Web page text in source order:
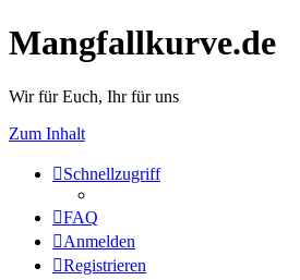
Mangfallkurve.de
Wir für Euch, Ihr für uns
Zum Inhalt
Schnellzugriff
FAQ
Anmelden
Registrieren